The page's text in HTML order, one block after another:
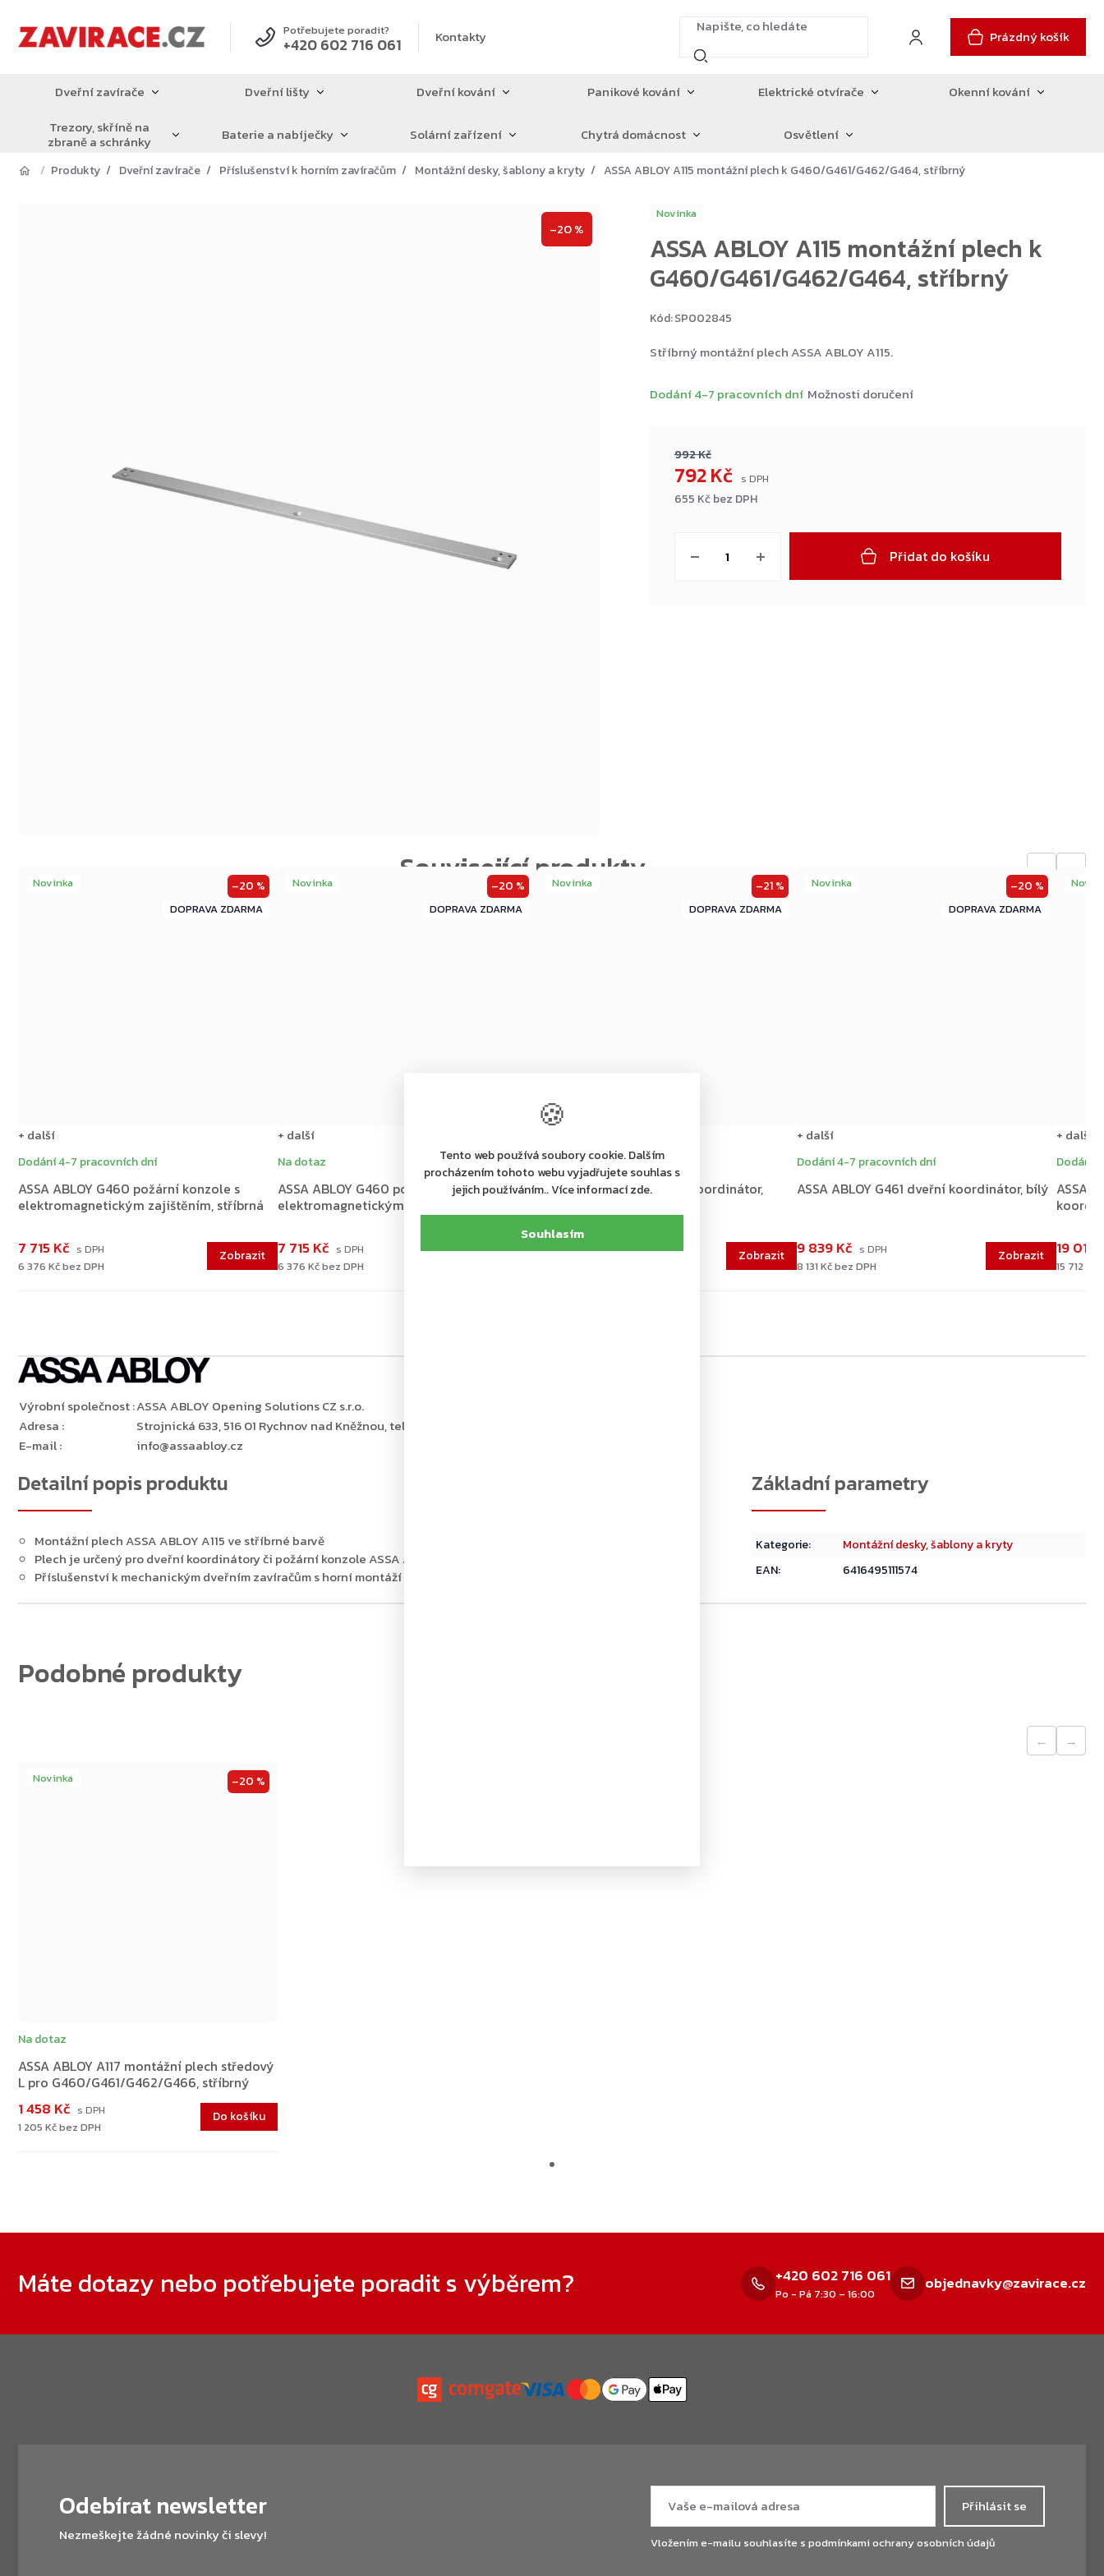
🍪
Tento web používá soubory cookie. Dalším
procházením tohoto webu vyjadřujete souhlas s
jejich používáním.. Více informací zde.
Souhlasím
obsah
Potřebujete poradit?
+420 602 716 061 Kontakty Prázdný košík
Dveřní zavírače Dveřní lišty Dveřní kování Panikové kování Elektrické otvírače
Okenní kování
Trezory, skříně na
zbraně a schránky Baterie a nabíječky Solární zařízení Chytrá domácnost Osvětlení
Produkty Dveřní zavírače Příslušenství k horním zavíračům Montážní desky, šablony a kryty ASSA ABLOY A115 montážní plech k G460/G461/G462/G464, stříbrný
Novinka
ASSA ABLOY A115 montážní plech k
G460/G461/G462/G464, stříbrný
Kód:SP002845
–20 %
992 Kč
792 Kč
655 Kč bez DPH
Dodání 4-7 pracovních dní Možnosti doručení
Přidat do košíku
Stříbrný montážní plech ASSA ABLOY A115.
Novinka
ZDARMA
–20 %
ASSA ABLOY G460 požární konzole s
elektromagnetickým zajištěním, stříbrná
Dodání 4-7 pracovních dní
6 376 Kč bez DPH
7 715 Kč
+ další
Novinka
ZDARMA
–20 %
ASSA ABLOY G460 požární konzole s
elektromagnetickým zajištěním, bílá
Na dotaz
6 376 Kč bez DPH
7 715 Kč
+ další
Novinka
ZDARMA
–21 %
ASSA ABLOY G461 dveřní koordinátor,
Dodání 4-7 pracovních dní
7 522 Kč
Novinka
ZDARMA
–20 %
ASSA ABLOY G461 dveřní koordinátor, bílý
Dodání 4-7 pracovních dní
8 131 Kč bez DPH
9 839 Kč
+ další
ASSA
Dodání
15 712 Kč
19 012
+ další
Detailní popis produktu
Montážní plech ASSA ABLOY A115 ve stříbrné barvě
Plech je určený pro dveřní koordinátory či požární konzole ASSA ABLOY G460, G461, G462, G464
Příslušenství k mechanickým dveřním zavíračům s horní montáží
Kategorie:
Montážní desky, šablony a kryty
EAN: 6416495111574
← →
Novinka –20 %
ASSA ABLOY A117 montážní plech středový
L pro G460/G461/G462/G466, stříbrný
Na dotaz
1 205 Kč bez DPH
1 458 Kč Do košíku
Výrobní společnost:ASSA ABLOY Opening Solutions CZ s.r.o.
Adresa :
Strojnická 633, 516 01 Rychnov nad Kněžnou, tel.: +420 226 806 200
E-mail: info@assaabloy.cz
Máte dotazy nebo potřebujete poradit s výběrem?
+420 602 716 061
Po - Pá 7:30 – 16:00 objednavky@zavirace.cz
Odebírat newsletter
Nezmeškejte žádné novinky či slevy!
Přihlásit se
Vložením e-mailu souhlasíte s podmínkami ochrany osobních údajů